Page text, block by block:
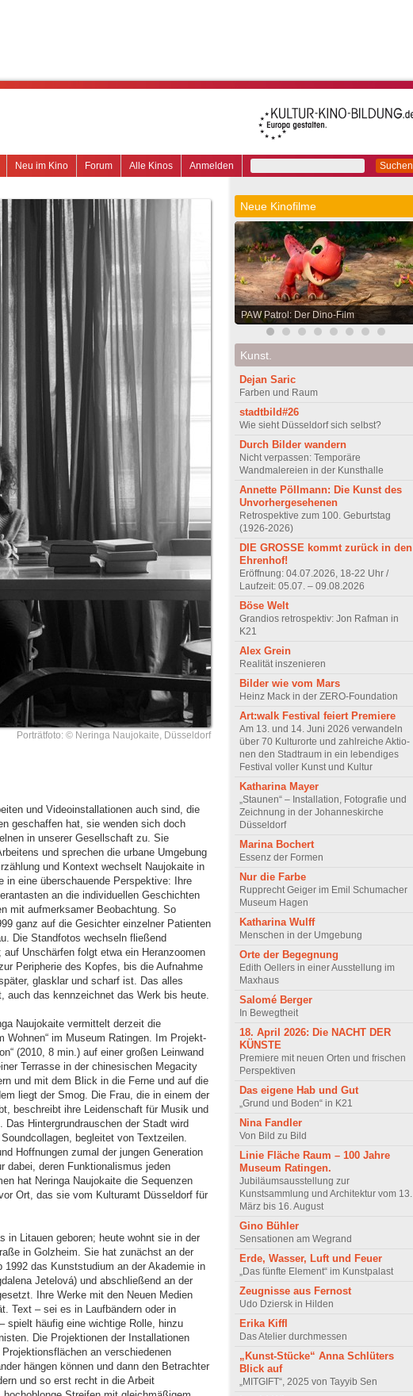
Suchen
Anmelden
Alle Kinos
Forum
Neu im Kino
Porträtfoto: © Neringa Naujokaite, Düsseldorf
und Videoinstallationen auch sind, die
geschaffen hat, sie wenden sich doch
in unserer Gesellschaft zu. Sie
und sprechen die urbane Umgebung
und Kontext wechselt Naujokaite in
in eine überschauende Perspektive: Ihre
an die individuellen Geschichten
mit aufmerksamer Beobachtung. So
ganz auf die Gesichter einzelner Patienten
Die Standfotos wechseln fließend
Unschärfen folgt etwa ein Heranzoomen
Peripherie des Kopfes, bis die Aufnahme
glasklar und scharf ist. Das alles
auch das kennzeichnet das Werk bis heute.
Naujokaite vermittelt derzeit die
Wohnen“ im Museum Ratingen. Im Pro­­­jekt­­
(2010, 8 min.) auf einer großen Leinwand
Terrasse in der chinesischen Megacity
und mit dem Blick in die Ferne und auf die
liegt der Smog. Die Frau, die in einem der
beschreibt ihre Leidenschaft für Musik und
Hintergrundrauschen der Stadt wird
begleitet von Textzeilen.
Hoffnungen zumal der jungen Generation
dabei, deren Funk­tiona­lismus jeden
hat Neringa Naujokaite die Sequenzen
Ort, das sie vom Kul­turamt Düsseldorf für
in Litauen geboren; heute wohnt sie in der
in Golzheim. Sie hat zunächst an der
das Kunststudium an der Aka­demie in
Jetelová) und abschließend an der
Ihre Werke mit den Neuen Medien
Text – sei es in Lauf­bän­dern oder in
spielt häufig eine wichtige Rolle, hinzu
Die Projek­tionen der Installationen
an verschiedenen
hängen können und dann den Betrachter
und so erst recht in die Arbeit
Neue Kinofilme
PAW Patrol: Der Dino-Film
Kunst.
Dejan Saric
Farben und Raum
stadtbild#26
Wie sieht Düsseldorf sich selbst?
Durch Bilder wandern
Nicht verpassen: Temporäre
Wandmalereien in der Kunsthalle
Annette Pöllmann: Die Kunst des
Unvorhergesehenen
Retrospektive zum 100. Geburtstag
(1926-2026)
DIE GROSSE kommt zurück in den
Ehrenhof!
Eröffnung: 04.07.2026, 18-22 Uhr /
Laufzeit: 05.07. – 09.08.2026
Böse Welt
Grandios retrospektiv: Jon Rafman in
K21
Alex Grein
Realität inszenieren
Bilder wie vom Mars
Heinz Mack in der ZERO-Foundation
Art:walk Festival feiert Premiere
Am 13. und 14. Juni 2026 verwandeln
über 70 Kulturorte und zahlreiche Ak­tio­
nen den Stadtraum in ein lebendiges
Festival voller Kunst und Kultur
Katharina Mayer
„Staunen“ – Installation, Fotografie und
Zeichnung in der Johanneskirche
Düsseldorf
Marina Bochert
Essenz der Formen
Nur die Farbe
Rupprecht Geiger im Emil Schumacher
Museum Hagen
Katharina Wulff
Menschen in der Umgebung
Orte der Begegnung
Edith Oellers in einer Ausstellung im
Maxhaus
Salomé Berger
In Bewegtheit
18. April 2026: Die NACHT DER
KÜNSTE
Premiere mit neuen Orten und frischen
Perspektiven
Das eigene Hab und Gut
„Grund und Boden“ in K21
Nina Fandler
Von Bild zu Bild
Linie Fläche Raum – 100 Jahre
Museum Ratingen.
Jubiläumsausstellung zur
Kunstsammlung und Architektur vom 13.
März bis 16. August
Gino Bühler
Sensationen am Wegrand
Erde, Wasser, Luft und Feuer
„Das fünfte Element“ im Kunstpalast
Zeugnisse aus Fernost
Udo Dziersk in Hilden
Erika Kiffl
Das Atelier durchmessen
„Kunst-Stücke“ Anna Schlüters
Blick auf
„MITGIFT“, 2025 von Tayyib Sen